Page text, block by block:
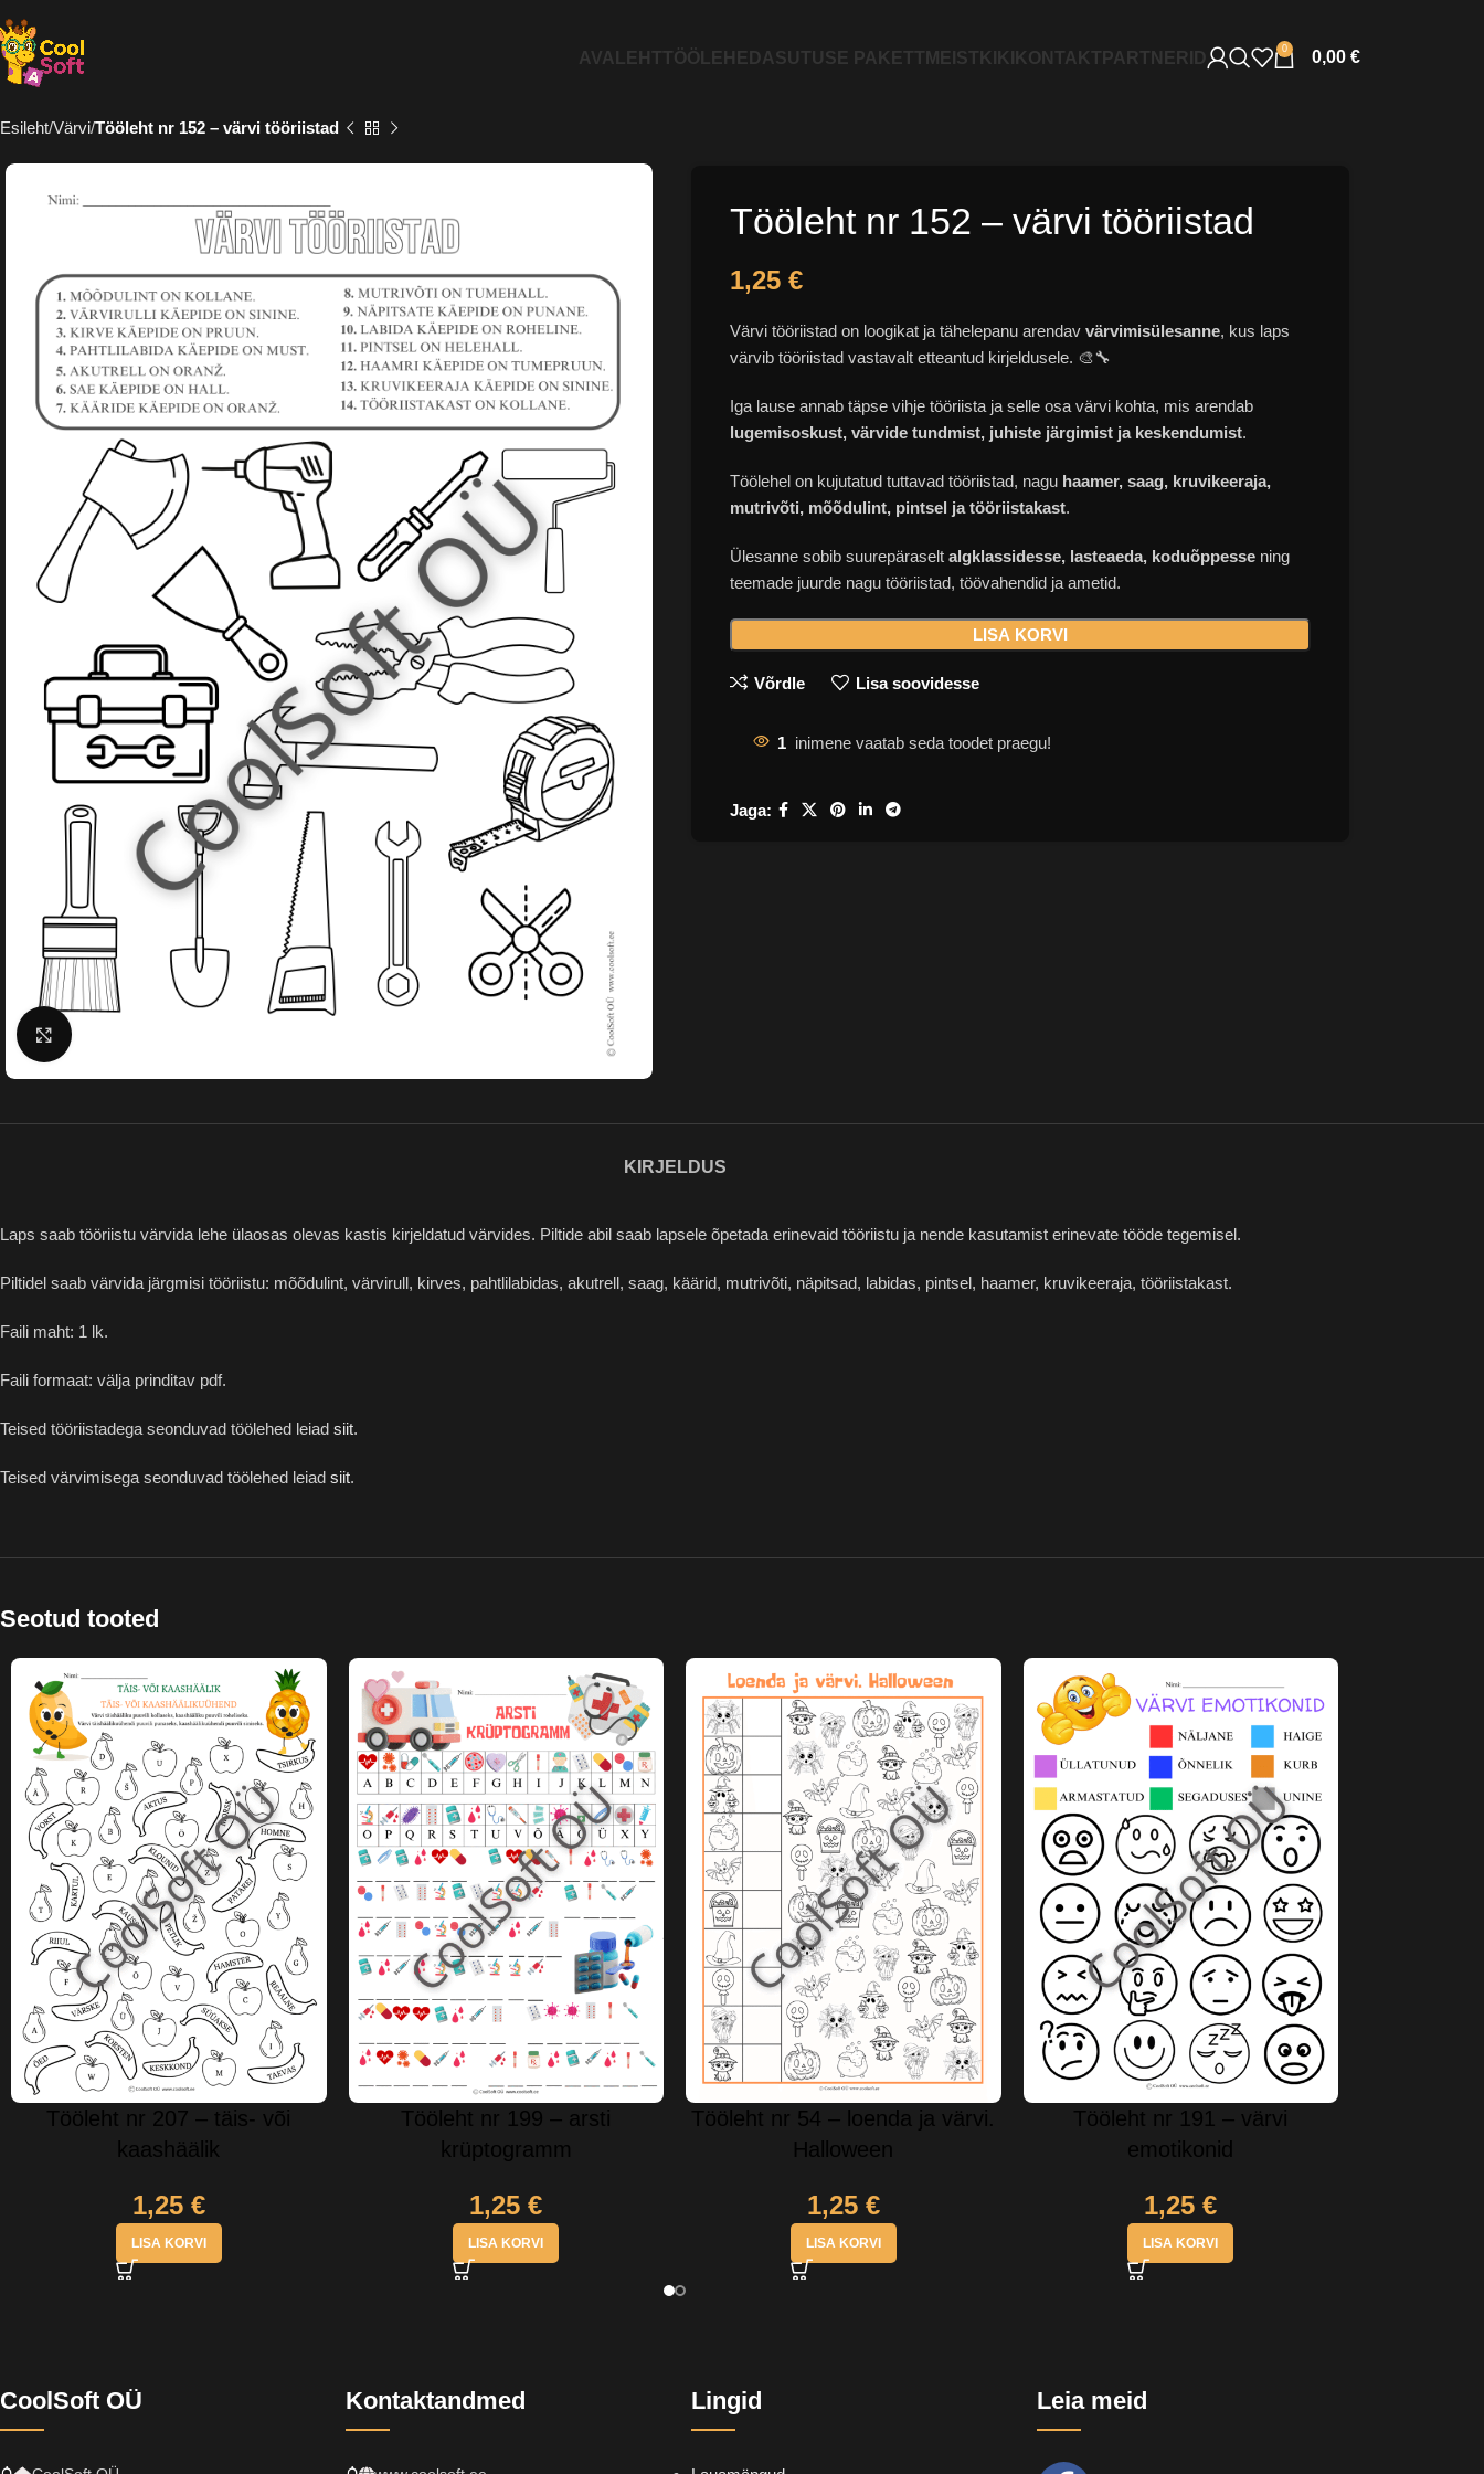
AVALEHTTÖÖLEHEDASUTUSE PAKETT MEIST KIKI KONTAKT PARTNERID 0 0,00 €
Esileht Värvi Tööleht nr 152 – värvi tööriistad
Tööleht nr 152 – värvi tööriistad
1,25 €
Värvi tööriistad on loogikat ja tähelepanu arendav värvimisülesanne, kus laps
värvib tööriistad vastavalt etteantud kirjeldusele. 🎨🔧
Iga lause annab täpse vihje tööriista ja selle osa värvi kohta, mis arendab
lugemisoskust, värvide tundmist, juhiste järgimist ja keskendumist.
Töölehel on kujutatud tuttavad tööriistad, nagu haamer, saag, kruvikeeraja,
mutrivõti, mõõdulint, pintsel ja tööriistakast.
Ülesanne sobib suurepäraselt algklassidesse, lasteaeda, koduõppessening
teemade juurde nagu tööriistad, töövahendid ja ametid.
LISA KORVI
Võrdle Lisa soovidesse
1 inimene vaatab seda toodet praegu!
Jaga:
KIRJELDUS
Laps saab tööriistu värvida lehe ülaosas olevas kastis kirjeldatud värvides. Piltide abil saab lapsele õpetada erinevaid tööriistu ja nende kasutamist erinevate tööde tegemisel.
Piltidel saab värvida järgmisi tööriistu: mõõdulint, värvirull, kirves, pahtlilabidas, akutrell, saag, käärid, mutrivõti, näpitsad, labidas, pintsel, haamer, kruvikeeraja, tööriistakast.
Faili maht: 1 lk.
Faili formaat: välja prinditav pdf.
Teised tööriistadega seonduvad töölehed leiad siit.
Teised värvimisega seonduvad töölehed leiad siit.
Seotud tooted
Tööleht nr 207 – täis- või
kaashäälik
1,25 €
LISA KORVI
Tööleht nr 199 – arsti
krüptogramm
1,25€
LISA KORVI
Tööleht nr 54 – loenda ja värvi.
Halloween
1,25 €
LISA KORVI
Tööleht nr 191 – värvi
emotikonid
1,25€
LISA KORVI
CoolSoft OÜ Kontaktandmed Lingid Leia meid